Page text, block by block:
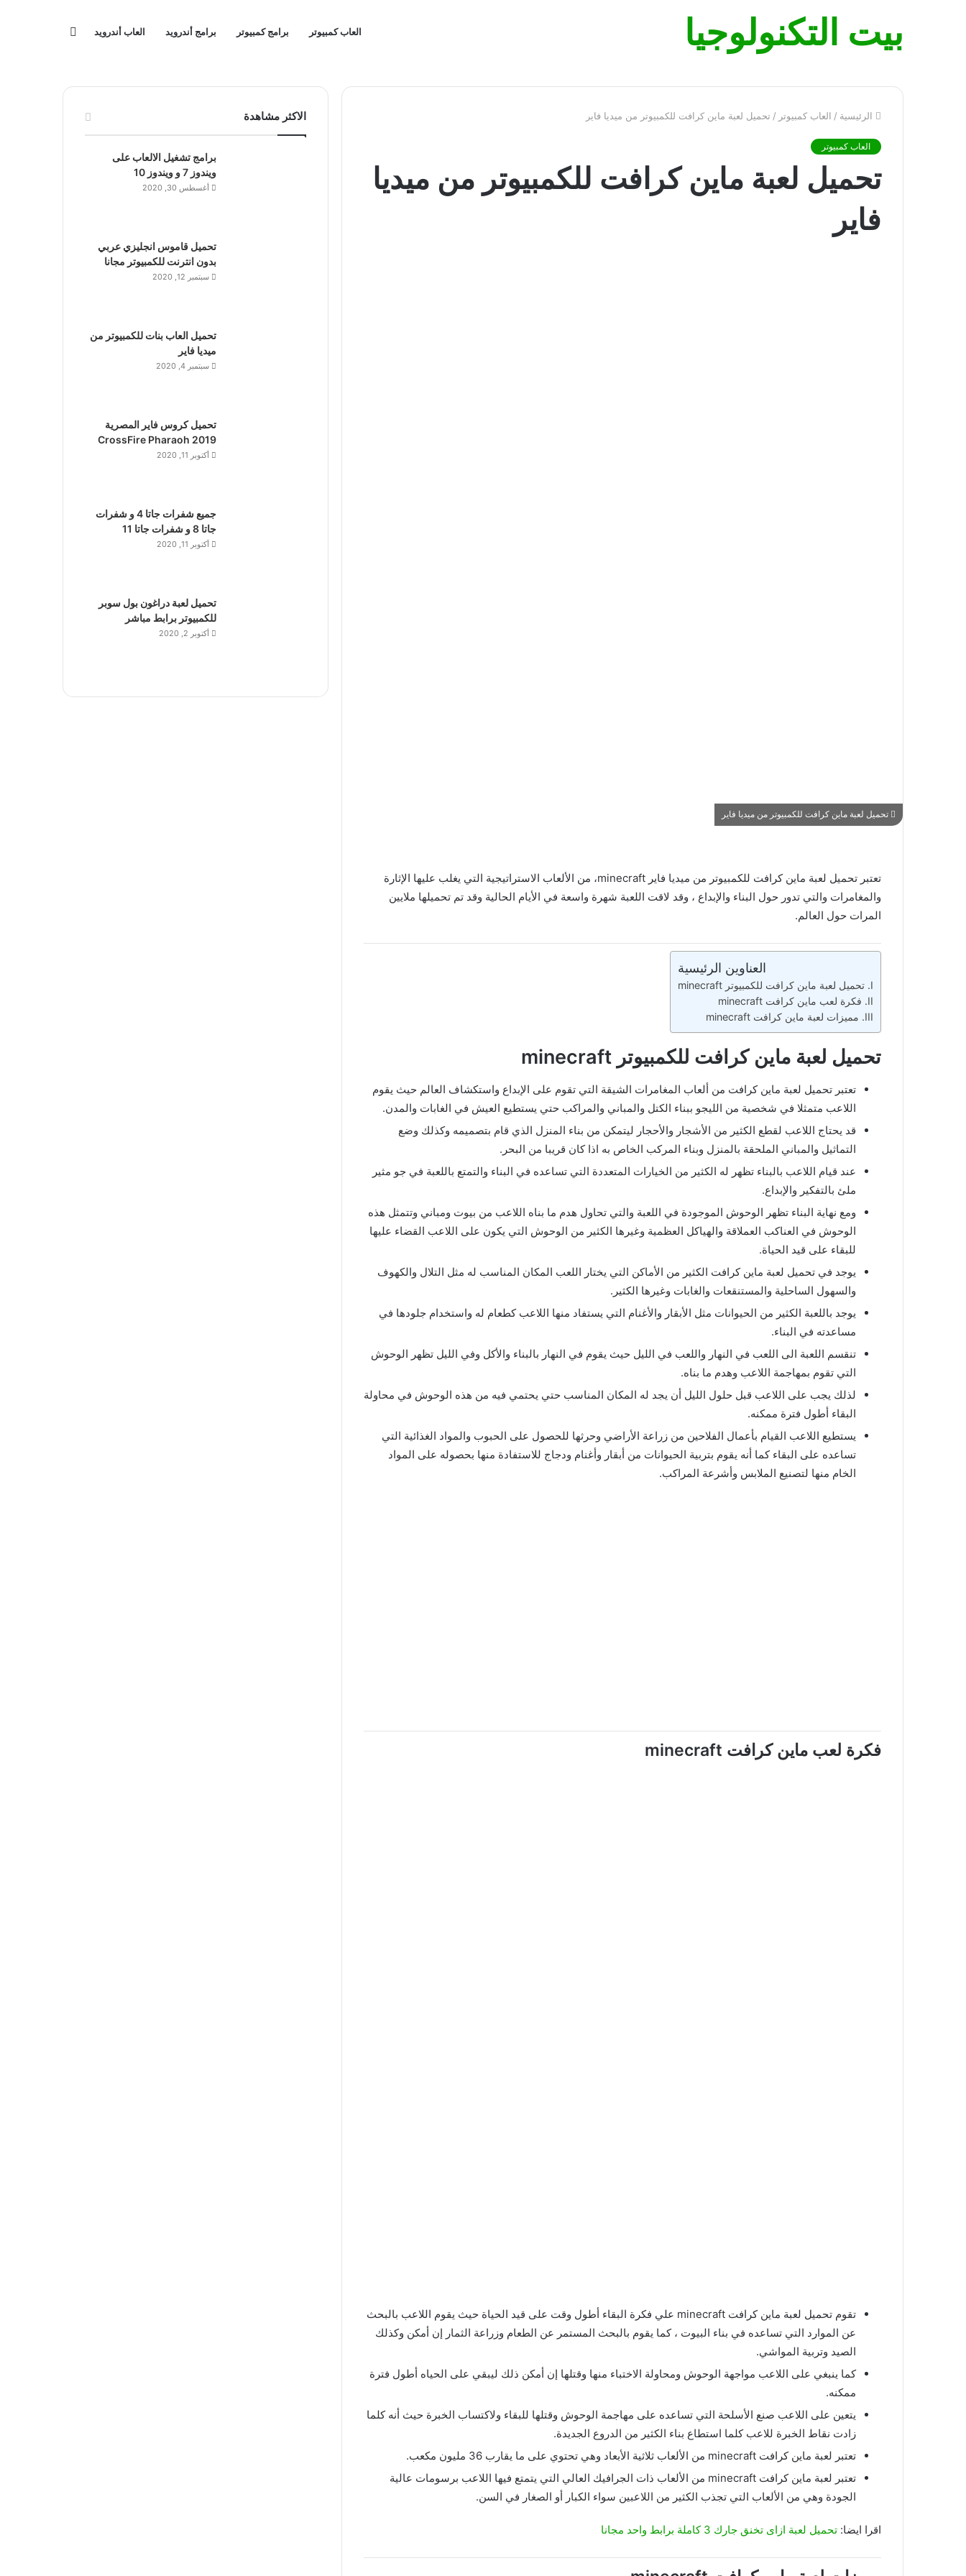
بيت التكنولوجيا العاب كمبيوتر برامج كمبيوتر برامج أندرويد العاب أندرويد
عن
الرئيسية / العاب كمبيوتر / تحميل لعبة ماين كرافت للكمبيوتر من ميديا فاير
العاب كمبيوتر
تحميل لعبة ماين كرافت للكمبيوتر من ميديا
فاير
تحميل لعبة ماين كرافت للكمبيوتر من ميديا فاير
تعتبر تحميل لعبة ماين كرافت للكمبيوتر من ميديا فاير minecraft، من الألعاب الاستراتيجية التي يغلب عليها الإثارة
والمغامرات والتي تدور حول البناء والإبداع ، وقد لاقت اللعبة شهرة واسعة في الأيام الحالية وقد تم تحميلها ملايين
المرات حول العالم.
العناوين الرئيسية
تحميل لعبة ماين كرافت للكمبيوتر minecraft
فكرة لعب ماين كرافت minecraft
مميزات لعبة ماين كرافت minecraft
تحميل لعبة ماين كرافت للكمبيوتر minecraft
تعتبر تحميل لعبة ماين كرافت من ألعاب المغامرات الشيقة التي تقوم على الإبداع واستكشاف العالم حيث يقوم
اللاعب متمثلا في شخصية من الليجو ببناء الكتل والمباني والمراكب حتي يستطيع العيش في الغابات والمدن.
قد يحتاج اللاعب لقطع الكثير من الأشجار والأحجار ليتمكن من بناء المنزل الذي قام بتصميمه وكذلك وضع
التماثيل والمباني الملحقة بالمنزل وبناء المركب الخاص به اذا كان قريبا من البحر.
عند قيام اللاعب بالبناء تظهر له الكثير من الخيارات المتعددة التي تساعده في البناء والتمتع باللعبة في جو مثير
ملئ بالتفكير والإبداع.
ومع نهاية البناء تظهر الوحوش الموجودة في اللعبة والتي تحاول هدم ما بناه اللاعب من بيوت ومباني وتتمثل هذه
الوحوش في العناكب العملاقة والهياكل العظمية وغيرها الكثير من الوحوش التي يكون على اللاعب القضاء عليها
للبقاء على قيد الحياة.
يوجد في تحميل لعبة ماين كرافت الكثير من الأماكن التي يختار اللعب المكان المناسب له مثل التلال والكهوف
والسهول الساحلية والمستنقعات والغابات وغيرها الكثير.
يوجد باللعبة الكثير من الحيوانات مثل الأبقار والأغنام التي يستفاد منها اللاعب كطعام له واستخدام جلودها في
مساعدته في البناء.
تنقسم اللعبة الى اللعب في النهار واللعب في الليل حيث يقوم في النهار بالبناء والأكل وفي الليل تظهر الوحوش
التي تقوم بمهاجمة اللاعب وهدم ما بناه.
لذلك يجب على اللاعب قبل حلول الليل أن يجد له المكان المناسب حتي يحتمي فيه من هذه الوحوش في محاولة
البقاء أطول فترة ممكنه.
يستطيع اللاعب القيام بأعمال الفلاحين من زراعة الأراضي وحرثها للحصول على الحبوب والمواد الغذائية التي
تساعده على البقاء كما أنه يقوم بتربية الحيوانات من أبقار وأغنام ودجاج للاستفادة منها بحصوله على المواد
الخام منها لتصنيع الملابس وأشرعة المراكب.
فكرة لعب ماين كرافت minecraft
تقوم تحميل لعبة ماين كرافت minecraft علي فكرة البقاء أطول وقت على قيد الحياة حيث يقوم اللاعب بالبحث
عن الموارد التي تساعده في بناء البيوت ، كما يقوم بالبحث المستمر عن الطعام وزراعة الثمار إن أمكن وكذلك
الصيد وتربية المواشي.
كما ينبغي على اللاعب مواجهة الوحوش ومحاولة الاختباء منها وقتلها إن أمكن ذلك ليبقي على الحياه أطول فترة
ممكنه.
يتعين على اللاعب صنع الأسلحة التي تساعده على مهاجمة الوحوش وقتلها للبقاء ولاكتساب الخبرة حيث أنه كلما
زادت نقاط الخبرة للاعب كلما استطاع بناء الكثير من الدروع الجديدة.
تعتبر لعبة ماين كرافت minecraft من الألعاب ثلاثية الأبعاد وهي تحتوي على ما يقارب 36 مليون مكعب.
تعتبر لعبة ماين كرافت minecraft من الألعاب ذات الجرافيك العالي التي يتمتع فيها اللاعب برسومات عالية
الجودة وهي من الألعاب التي تجذب الكثير من اللاعبين سواء الكبار أو الصغار في السن.
اقرا ايضا: تحميل لعبة ازاى تخنق جارك 3 كاملة برابط واحد مجانا
الاكثر مشاهدة
برامج تشغيل الالعاب على
ويندوز 7 و ويندوز 10
أغسطس 30, 2020
تحميل قاموس انجليزي عربي
بدون انترنت للكمبيوتر مجانا
سبتمبر 12, 2020
تحميل العاب بنات للكمبيوتر من
ميديا فاير
سبتمبر 4, 2020
تحميل كروس فاير المصرية
2019 CrossFire Pharaoh
أكتوبر 11, 2020
جميع شفرات جاتا 4 و شفرات
جاتا 8 و شفرات جاتا 11
أكتوبر 11, 2020
تحميل لعبة دراغون بول سوبر
للكمبيوتر برابط مباشر
أكتوبر 2, 2020